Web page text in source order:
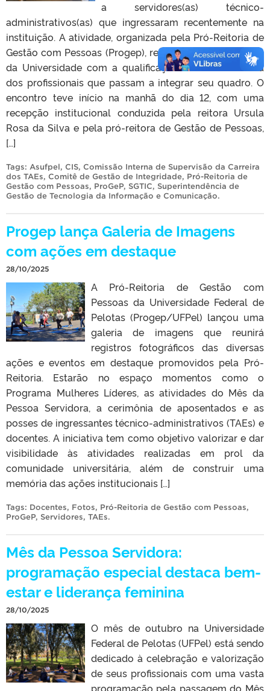
a servidores(as) técnico-
administrativos(as) que ingressaram recentemente na
instituição. A atividade, organizada pela Pró-Reitoria de
Gestão com Pessoas (Progep), reforçou o compromisso
da Universidade com a qualificação inicial e contínua
dos profissionais que passam a integrar seu quadro. O
encontro teve início na manhã do dia 12, com uma
recepção institucional conduzida pela reitora Ursula
Rosa da Silva e pela pró-reitora de Gestão de Pessoas,
[…]
Tags: Asufpel, CIS, Comissão Interna de Supervisão da Carreira
dos TAEs, Comitê de Gestão de Integridade, Pró-Reitoria de
Gestão com Pessoas, ProGeP, SGTIC, Superintendência de
Gestão de Tecnologia da Informação e Comunicação.
Progep lança Galeria de Imagens
com ações em destaque
28/10/2025
A Pró-Reitoria de Gestão com
Pessoas da Universidade Federal de
Pelotas (Progep/UFPel) lançou uma
galeria de imagens que reunirá
registros fotográficos das diversas
ações e eventos em destaque promovidos pela Pró-
Reitoria. Estarão no espaço momentos como o
Programa Mulheres Líderes, as atividades do Mês da
Pessoa Servidora, a cerimônia de aposentados e as
posses de ingressantes técnico-administrativos (TAEs) e
docentes. A iniciativa tem como objetivo valorizar e dar
visibilidade às atividades realizadas em prol da
comunidade universitária, além de construir uma
memória das ações institucionais […]
Tags: Docentes, Fotos, Pró-Reitoria de Gestão com Pessoas,
ProGeP, Servidores, TAEs.
Mês da Pessoa Servidora:
programação especial destaca bem-
estar e liderança feminina
28/10/2025
O mês de outubro na Universidade
Federal de Pelotas (UFPel) está sendo
dedicado à celebração e valorização
de seus profissionais com uma vasta
programação pela passagem do Mês